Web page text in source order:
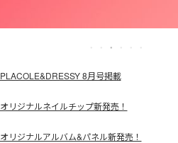
PLACOLE&DRESSY 8月号掲載
オリジナルネイルチップ新発売！
オリジナルアルバム&パネル新発売！